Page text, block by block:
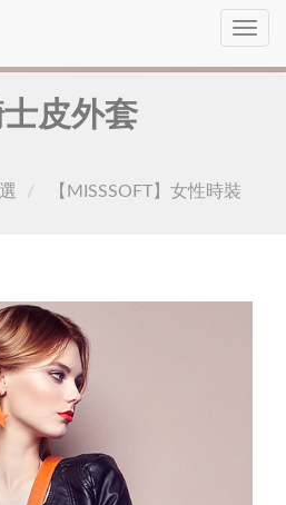
皮外套
【MISSSOFT】女性時裝